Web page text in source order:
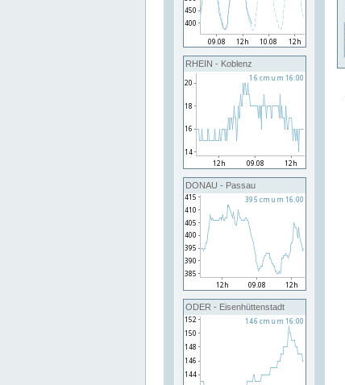
RHEIN - Koblenz
DONAU - Passau
ODER - Eisenhüttenstadt